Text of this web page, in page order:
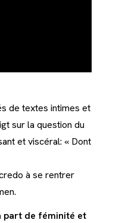
de textes intimes et
sur la question du
et viscéral: « Dont
à se rentrer
part de féminité et